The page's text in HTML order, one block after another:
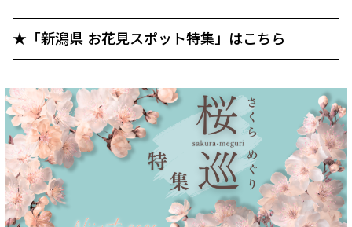
★「新潟県 お花見スポット特集」はこちら